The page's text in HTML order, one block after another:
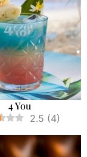
4 You
2.5 (4)